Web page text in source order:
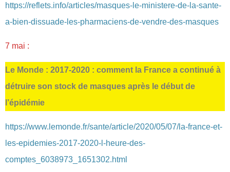
https://reflets.info/articles/masques-le-ministere-de-la-sante-
a-bien-dissuade-les-pharmaciens-de-vendre-des-masques
7 mai :
Le Monde : 2017-2020 : comment la France a continué à
détruire son stock de masques après le début de
l’épidémie
https://www.lemonde.fr/sante/article/2020/05/07/la-france-et-
les-epidemies-2017-2020-l-heure-des-
comptes_6038973_1651302.html